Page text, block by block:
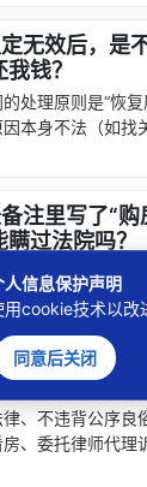
无效后，是
钱？
处理原则是“恢
本身不法（如找
注里写了“购
过法院吗？
、通话录音、证
房款”备注无法掩
同是合法的
、不违背公序良
、委托律师代理
人信息保护声明
cookie技术以改
同意后关闭